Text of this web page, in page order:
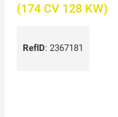
(174 CV 128 KW)
RefID: 2367181